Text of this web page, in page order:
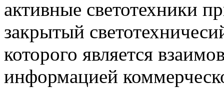
активные светотехники
закрытый
которого является
информацией